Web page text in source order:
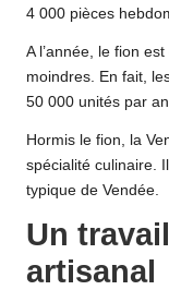
4 000 pièces
A l’année, le fion
moindres. En fait,
50 000 unités par an.
Hormis le fion, la
spécialité culinaire.
typique de Vendée.
Un
artisanal